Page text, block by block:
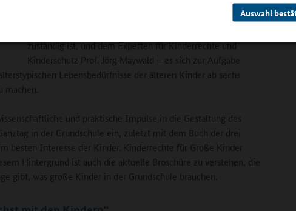
Auswahl
zuständig ist, und dem Experten für Kinderrechte und
Kinderschutz Prof. Jörg Maywald – es sich zur Aufgabe
Lebensbedürfnisse der älteren Kinder ab sechs
machen.
und praktische Impulse in die Gestaltung des
in der Grundschule ein, zuletzt mit dem Buch der drei
besten Interesse der Kinder. Kinderrechte für Große Kinder
Hintergrund ist auch die aktuelle Broschüre zu verstehen, die
gibt, was große Kinder in der Grundschule brauchen.